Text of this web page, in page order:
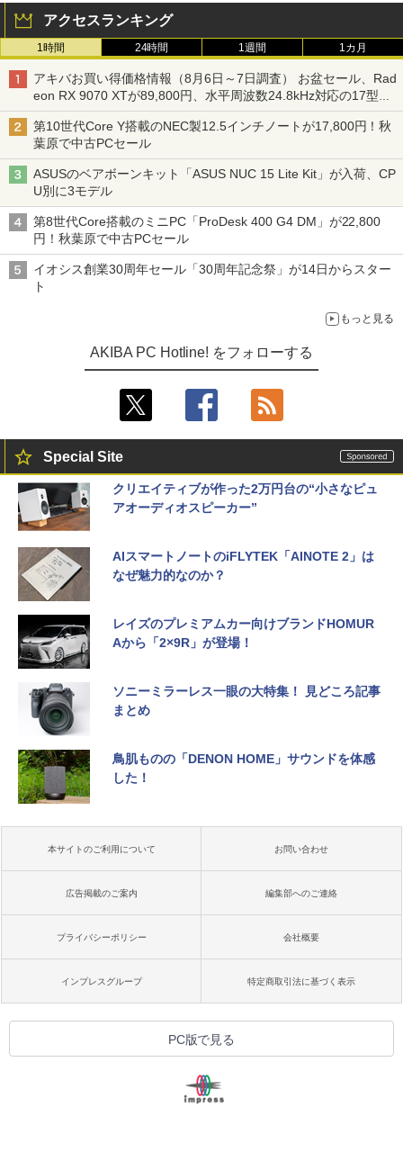
アクセスランキング
1時間 24時間 1週間 1カ月
アキバお買い得価格情報（8月6日～7日調査） お盆セール、Rad
eon RX 9070 XTが89,800円、水平周波数24.8kHz対応の17型モ
ニターが9,801円、暑さ指数連動セール ほか
第10世代Core Y搭載のNEC製12.5インチノートが17,800円！秋
葉原で中古PCセール
ASUSのベアボーンキット「ASUS NUC 15 Lite Kit」が入荷、CP
U別に3モデル
第8世代Core搭載のミニPC「ProDesk 400 G4 DM」が22,800
円！秋葉原で中古PCセール
イオシス創業30周年セール「30周年記念祭」が14日からスター
ト
もっと見る
AKIBA PC Hotline! をフォローする
Special Site
クリエイティブが作った2万円台の“小さなピュ
アオーディオスピーカー”
AIスマートノートのiFLYTEK「AINOTE 2」は
なぜ魅力的なのか？
レイズのプレミアムカー向けブランドHOMUR
Aから「2×9R」が登場！
ソニーミラーレス一眼の大特集！ 見どころ記事
まとめ
鳥肌ものの「DENON HOME」サウンドを体感
した！
本サイトのご利用について お問い合わせ
広告掲載のご案内 編集部へのご連絡
プライバシーポリシー 会社概要
インプレスグループ 特定商取引法に基づく表示
PC版で見る